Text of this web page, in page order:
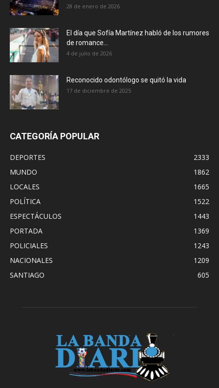
28 de enero de 2026
El día que Sofía Martínez habló de los rumores
de romance...
4 de julio de 2026
Reconocido odontólogo se quitó la vida
17 de diciembre de 2025
CATEGORÍA POPULAR
DEPORTES
2333
MUNDO
1862
LOCALES
1665
POLÍTICA
1522
ESPECTÁCULOS
1443
PORTADA
1369
POLICIALES
1243
NACIONALES
1209
SANTIAGO
605